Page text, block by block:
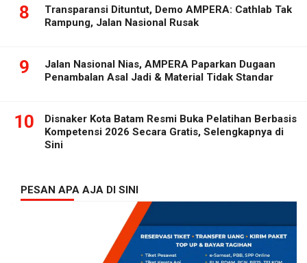
8
Transparansi Dituntut, Demo AMPERA: Cathlab Tak
Rampung, Jalan Nasional Rusak
9
Jalan Nasional Nias, AMPERA Paparkan Dugaan
Penambalan Asal Jadi & Material Tidak Standar
10
Disnaker Kota Batam Resmi Buka Pelatihan Berbasis
Kompetensi 2026 Secara Gratis, Selengkapnya di
Sini
PESAN APA AJA DI SINI